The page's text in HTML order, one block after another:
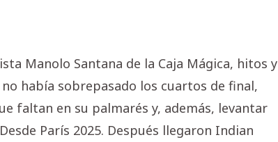
Manolo Santana de la Caja Mágica, hitos y
había sobrepasado los cuartos de final,
faltan en su palmarés y, además, levantar
París 2025. Después llegaron Indian